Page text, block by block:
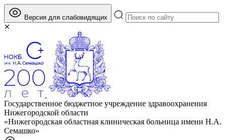
Версия для слабовидящих
Государственное бюджетное учреждение здравоохранения
Нижегородской области
«Нижегородская областная клиническая больница имени Н.А.
Семашко»